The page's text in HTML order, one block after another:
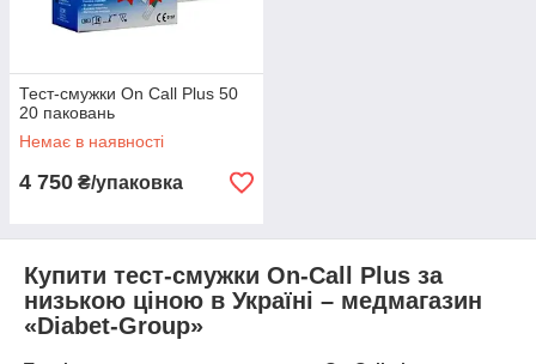
Тест-смужки On Call Plus 50
20 паковань
Немає в наявності
4 750 ₴/упаковка
Купити тест-смужки On-Call Plus за
низькою ціною в Україні – медмагазин
«Diabet-Group»